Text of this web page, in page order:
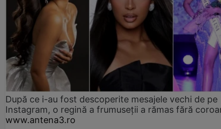
După ce i-au fost descoperite mesajele vechi de pe
Instagram, o regină a frumuseții a rămas fără
www.antena3.ro